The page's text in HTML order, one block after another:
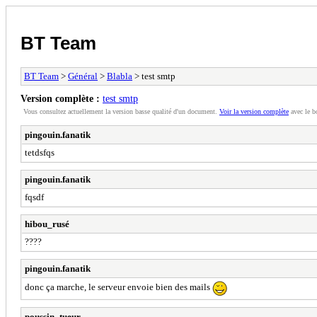
BT Team
BT Team > Général > Blabla > test smtp
Version complète : test smtp
Vous consultez actuellement la version basse qualité d'un document. Voir la version complète avec le
pingouin.fanatik
tetdsfqs
pingouin.fanatik
fqsdf
hibou_rusé
????
pingouin.fanatik
donc ça marche, le serveur envoie bien des mails